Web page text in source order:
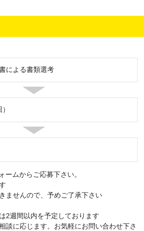
による書類選考
ームからご応募下さい。
ませんので、予めご了承下さい
2週間以内を予定しております
談に応じます。お気軽にお問い合わせ下さ